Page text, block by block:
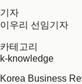
기자
이우리 선임기자
카테고리
k-knowledge
Korea Business